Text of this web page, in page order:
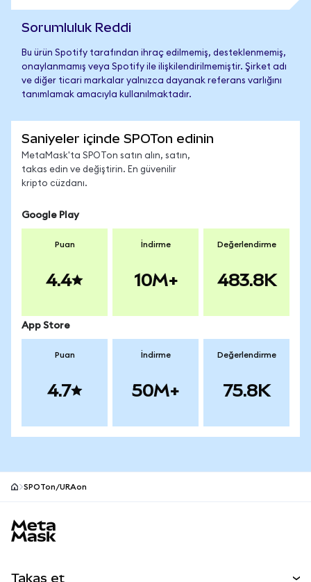
Sorumluluk Reddi
Bu ürün Spotify tarafından ihraç edilmemiş, desteklenmemiş,
onaylanmamış veya Spotify ile ilişkilendirilmemiştir. Şirket adı
ve diğer ticari markalar yalnızca dayanak referans varlığını
tanımlamak amacıyla kullanılmaktadır.
Saniyeler içinde SPOTon edinin
MetaMask'ta SPOTon satın alın, satın,
takas edin ve değiştirin. En güvenilir
kripto cüzdanı.
Google Play
Puan
4.4
İndirme
10M+
Değerlendirme
483.8K
App Store
Puan
4.7
İndirme
50M+
Değerlendirme
75.8K
SPOTon/URAon
Takas et